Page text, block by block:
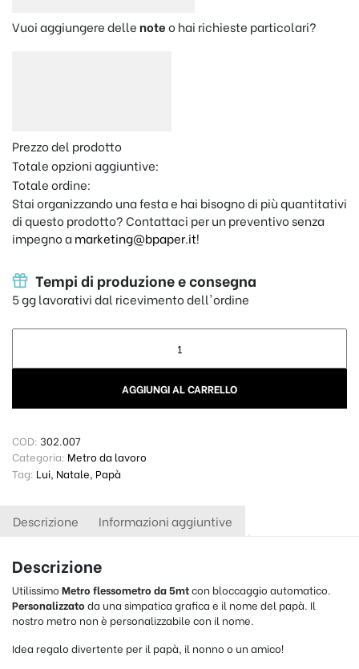
Vuoi aggiungere dellenoteo hai richieste particolari?
Prezzo del prodotto
Totale opzioni aggiuntive:
Totale ordine:
Stai organizzando una festa e hai bisogno di più quantitativi
di questo prodotto? Contattaci per un preventivo senza
impegno amarketing@bpaper.it!
Tempi di produzione e consegna
5 gg lavorativi dal ricevimento dell'ordine
AGGIUNGI AL CARRELLO
COD: 302.007
Categoria: Metro da lavoro
Tag: Lui Natale Papà
Descrizione Informazioni aggiuntive
Descrizione
Utilissimo Metro flessometro da 5mtcon bloccaggio automatico.
Personalizzato da una simpatica grafica e il nome del papà. Il
nostro metro non è personalizzabile con il nome.
Idea regalo divertente per il papà, il nonno o un amico!